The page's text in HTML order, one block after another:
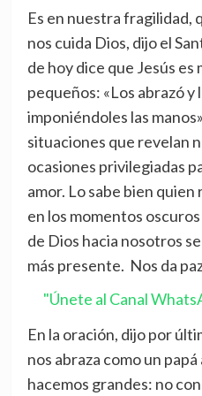
Es en nuestra fragilidad,
nos cuida Dios, dijo el
de hoy dice que Jesús es
pequeños: «Los abrazó y
imponiéndoles las
situaciones que revelan
ocasiones privilegiadas
amor. Lo sabe bien
en los momentos
de Dios hacia nosotros
más presente. Nos da
"Únete al Canal
En la oración, dijo por
nos abraza como un papá
hacemos grandes: no